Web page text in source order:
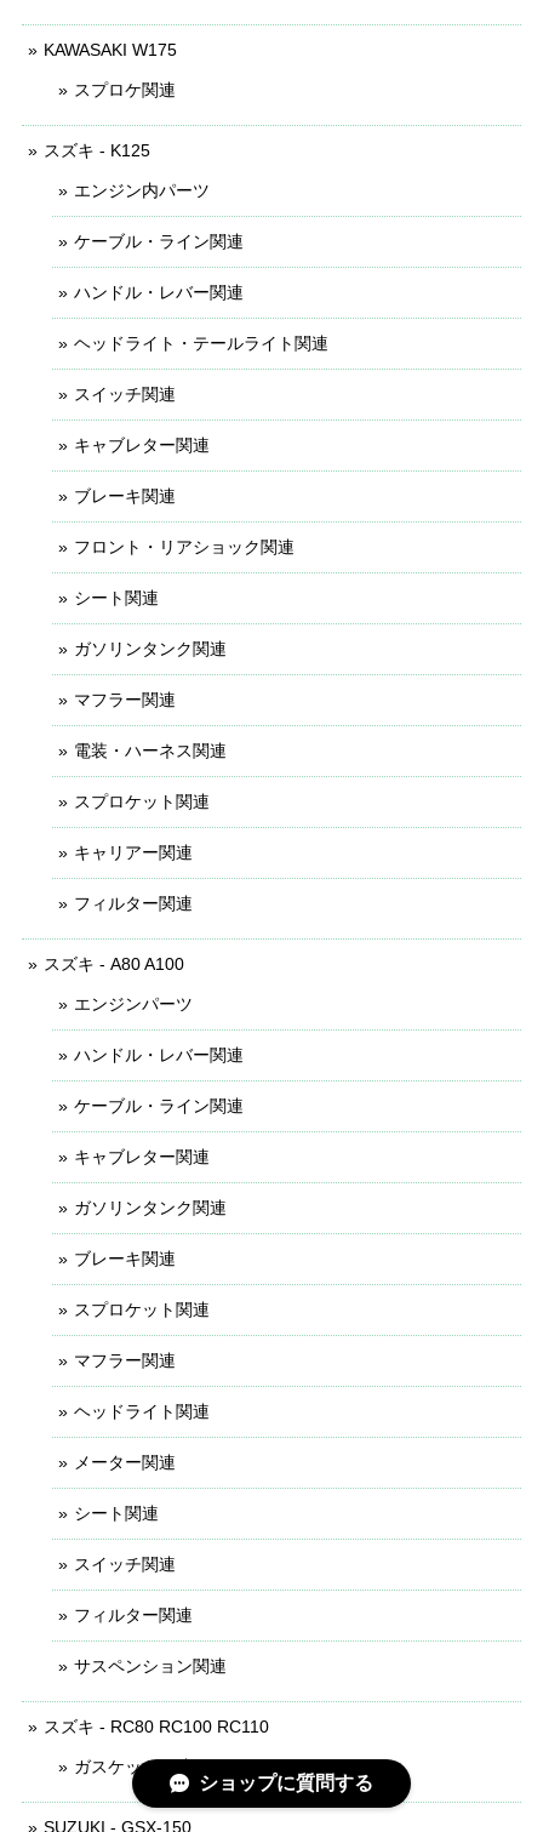
KAWASAKI W175
スプロケ関連
スズキ - K125
エンジン内パーツ
ケーブル・ライン関連
ハンドル・レバー関連
ヘッドライト・テールライト関連
スイッチ関連
キャブレター関連
ブレーキ関連
フロント・リアショック関連
シート関連
ガソリンタンク関連
マフラー関連
電装・ハーネス関連
スプロケット関連
キャリアー関連
フィルター関連
スズキ - A80 A100
エンジンパーツ
ハンドル・レバー関連
ケーブル・ライン関連
キャブレター関連
ガソリンタンク関連
ブレーキ関連
スプロケット関連
マフラー関連
ヘッドライト関連
メーター関連
シート関連
スイッチ関連
フィルター関連
サスペンション関連
スズキ - RC80 RC100 RC110
ガスケット関連
SUZUKI - GSX-150
ショップに質問する